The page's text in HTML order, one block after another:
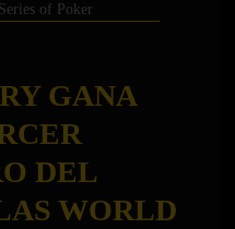
GANA
DEL
WORLD